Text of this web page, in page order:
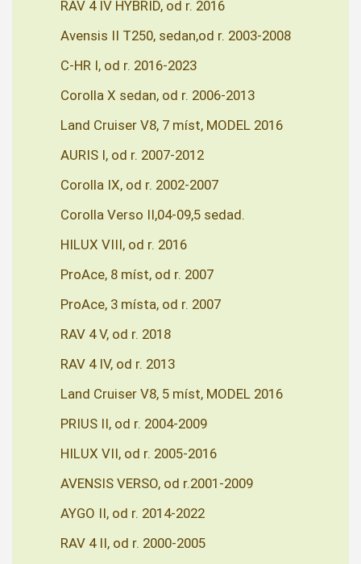
RAV 4 IV HYBRID, od r. 2016
Avensis II T250, sedan,od r. 2003-2008
C-HR I, od r. 2016-2023
Corolla X sedan, od r. 2006-2013
Land Cruiser V8, 7 míst, MODEL 2016
AURIS I, od r. 2007-2012
Corolla IX, od r. 2002-2007
Corolla Verso II,04-09,5 sedad.
HILUX VIII, od r. 2016
ProAce, 8 míst, od r. 2007
ProAce, 3 místa, od r. 2007
RAV 4 V, od r. 2018
RAV 4 IV, od r. 2013
Land Cruiser V8, 5 míst, MODEL 2016
PRIUS II, od r. 2004-2009
HILUX VII, od r. 2005-2016
AVENSIS VERSO, od r.2001-2009
AYGO II, od r. 2014-2022
RAV 4 II, od r. 2000-2005